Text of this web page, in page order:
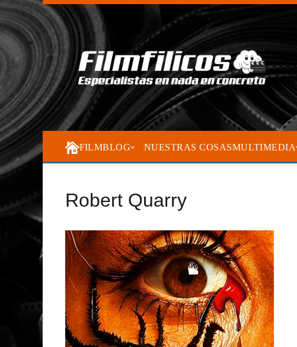
FILMBLOG NUESTRAS COSASMULTIMEDIA
Robert Quarry